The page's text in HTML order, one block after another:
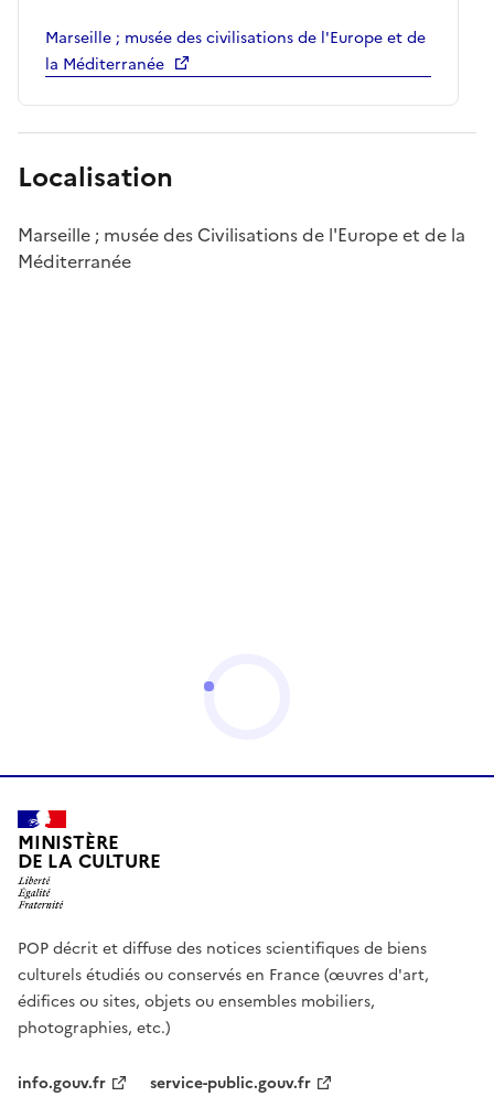
Marseille ; musée des civilisations de l'Europe et de
la Méditerranée
Localisation
Marseille ; musée des Civilisations de l'Europe et de la
Méditerranée
MINISTÈRE
DE LA CULTURE
POP décrit et diffuse des notices scientifiques de biens
culturels étudiés ou conservés en France (œuvres d'art,
édifices ou sites, objets ou ensembles mobiliers,
photographies, etc.)
info.gouv.fr service-public.gouv.fr